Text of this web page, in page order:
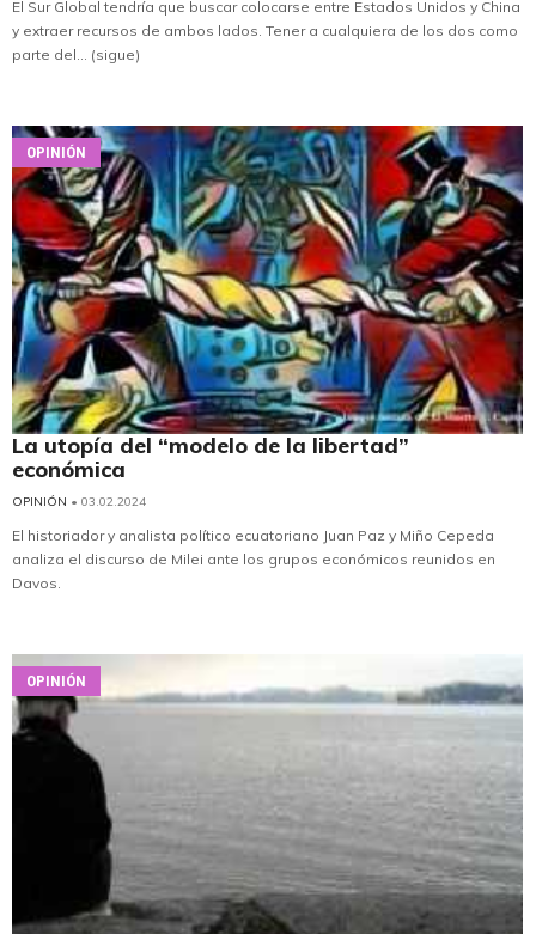
El Sur Global tendría que buscar colocarse entre Estados Unidos y China
y extraer recursos de ambos lados. Tener a cualquiera de los dos como
parte del... (sigue)
OPINIÓN
La utopía del “modelo de la libertad”
económica
OPINIÓN • 03.02.2024
El historiador y analista político ecuatoriano Juan Paz y Miño Cepeda
analiza el discurso de Milei ante los grupos económicos reunidos en
Davos.
OPINIÓN